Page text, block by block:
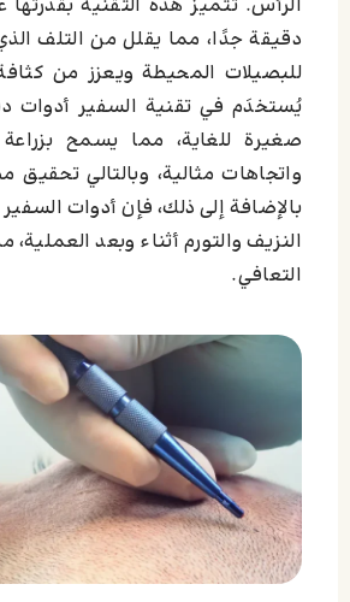
الرأس. تتميز هذه التقنية
دقيقة جدًا، مما يقلل من التلف
للبصيلات المحيطة ويعزز من
يُستخدَم في تقنية السفير أدوات
صغيرة للغاية، مما يسمح بزراعة
واتجاهات مثالية، وبالتالي تحقيق
بالإضافة إلى ذلك، فإن أدوات
النزيف والتورم أثناء وبعد
التعافي.